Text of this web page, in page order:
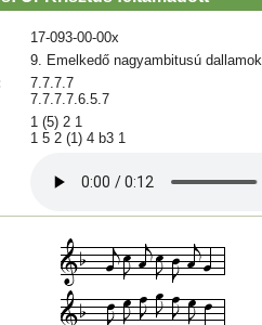
17-093-00-00x
9. Emelkedő nagyambitusú dallamok
7.7.7.7
7.7.7.7.6.5.7
1 (5) 2 1
1 5 2 (1) 4 b3 1